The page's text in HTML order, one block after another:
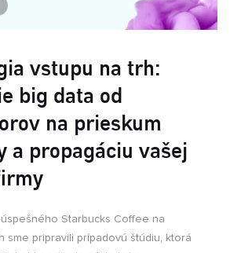
vstupu na trh:
big data od
na prieskum
a propagáciu vašej
Starbucks Coffee na
sme pripravili prípadovú štúdiu, ktorá